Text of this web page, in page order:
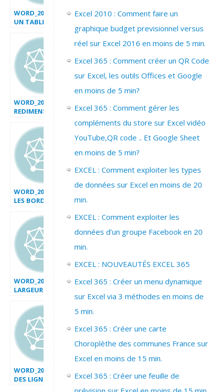
WORD_2007_CREER
UN TABLEAU
WORD_2007_DEPLACER
REDIMENSIONNER
WORD_2007_MODIFIER
LES BORDURES D
WORD_2007_MODIFIER
LARGEUR
TABLEAU
WORD_2007_EFFACER
DES LIGNES DANS
Excel 2010 : Comment faire un
graphique budget previsionnel versus
réel sur Excel 2016 en moins de 5 min.
Excel 365 : Comment créer un QR Code
sur Excel, les outils Offices et Google
en moins de 5 min?
Excel 365 : Comment gérer les
compléments du store sur Excel vidéo
YouTube,QR code .. Et Google Sheet
en moins de 5 min?
EXCEL : Comment exploiter les types
de données sur Excel en moins de 20
min.
EXCEL : Comment exploiter les
données d’un groupe Facebook en 20
min.
EXCEL : NOUVEAUTÉS EXCEL 365
Excel 365 : Créer un menu dynamique
sur Excel via 3 méthodes en moins de
5 min.
Excel 365 : Créer une carte
Choroplèthe des communes France sur
Excel en moins de 15 min.
Excel 365 : Créer une feuille de